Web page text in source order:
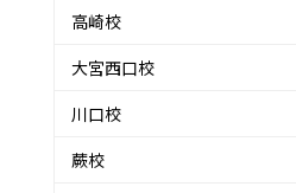
高崎校
大宮西口校
川口校
蕨校